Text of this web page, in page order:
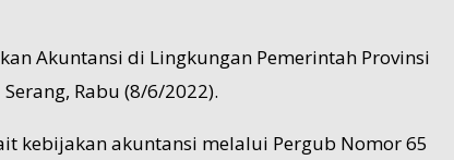
Akuntansi di Lingkungan Pemerintah Provinsi
Rabu (8/6/2022).
kebijakan akuntansi melalui Pergub Nomor 65